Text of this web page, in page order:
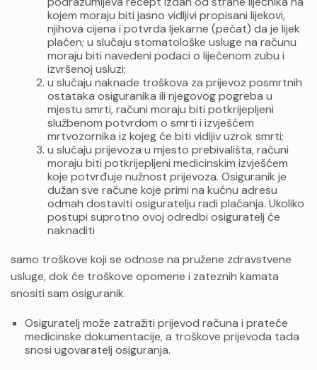
kojem moraju biti jasno vidljivi propisani lijekovi,
njihova cijena i potvrda ljekarne (pečat) da je lijek
plaćen; u slučaju stomatološke usluge na računu
moraju biti navedeni podaci o liječenom zubu i
izvršenoj usluzi;
u slučaju naknade troškova za prijevoz posmrtnih
ostataka osiguranika ili njegovog pogreba u
mjestu smrti, računi moraju biti potkrijepljeni
službenom potvrdom o smrti i izvješćem
mrtvozornika iz kojeg će biti vidljiv uzrok smrti;
u slučaju prijevoza u mjesto prebivališta, računi
moraju biti potkrijepljeni medicinskim izvješćem
koje potvrđuje nužnost prijevoza. Osiguranik je
dužan sve račune koje primi na kućnu adresu
odmah dostaviti osiguratelju radi plaćanja. Ukoliko
postupi suprotno ovoj odredbi osiguratelj će
naknaditi
samo troškove koji se odnose na pružene zdravstvene
usluge, dok će troškove opomene i zateznih kamata
snositi sam osiguranik.
Osiguratelj može zatražiti prijevod računa i prateće
medicinske dokumentacije, a troškove prijevoda tada
snosi ugovaratelj osiguranja.